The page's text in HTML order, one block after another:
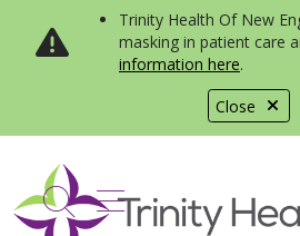
Close
Trinity Health Of New
masking in patient care
information here.
search
show off